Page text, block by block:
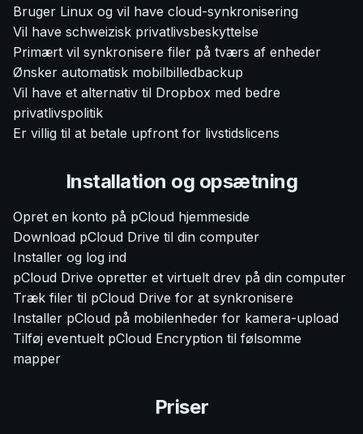
Bruger Linux og vil have cloud-synkronisering
Vil have schweizisk privatlivsbeskyttelse
Primært vil synkronisere filer på tværs af enheder
Ønsker automatisk mobilbilledbackup
Vil have et alternativ til Dropbox med bedre
privatlivspolitik
Er villig til at betale upfront for livstidslicens
Installation og opsætning
Opret en konto på pCloud hjemmeside
Download pCloud Drive til din computer
Installer og log ind
pCloud Drive opretter et virtuelt drev på din computer
Træk filer til pCloud Drive for at synkronisere
Installer pCloud på mobilenheder for kamera-upload
Tilføj eventuelt pCloud Encryption til følsomme
mapper
Priser